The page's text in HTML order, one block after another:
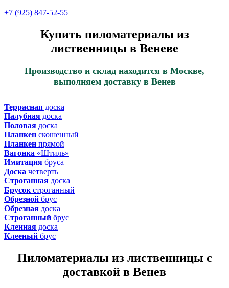
+7 (925) 847-52-55
Купить пиломатериалы из
лиственницы в Веневе
Производство и склад находится в Москве,
выполняем доставку в Венев
Террасная доска
Палубная доска
Половая доска
Планкен скошенный
Планкен прямой
Вагонка «Штиль»
Имитация бруса
Доска четверть
Строганная доска
Брусок строганный
Обрезной брус
Обрезная доска
Строганный брус
Кленная доска
Клееный брус
Пиломатериалы из лиственницы с
доставкой в Венев